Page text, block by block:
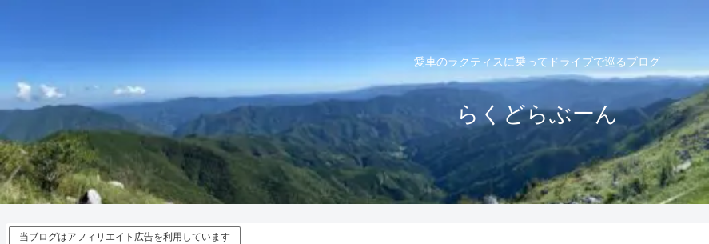
愛車のラクティスに乗ってドライブで巡るブログ
らくどらぶーん
当ブログはアフィリエイト広告を利用しています